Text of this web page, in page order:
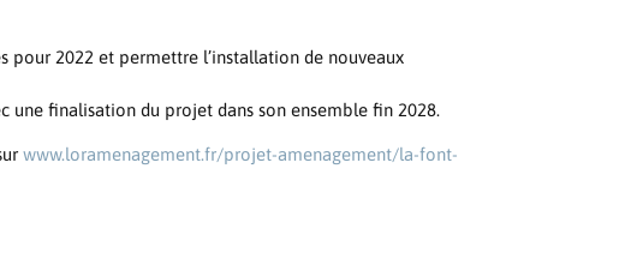
2022 et permettre l’installation de nouveaux
une finalisation du projet dans son ensemble fin 2028.
www.loramenagement.fr/projet-amenagement/la-font-